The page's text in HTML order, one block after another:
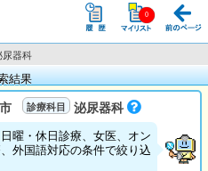
尿器科
結果
泌尿器科
曜・休日診療、女医、オン
外国語対応の条件で絞り込